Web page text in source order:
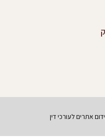
אתרים לעורכי דין